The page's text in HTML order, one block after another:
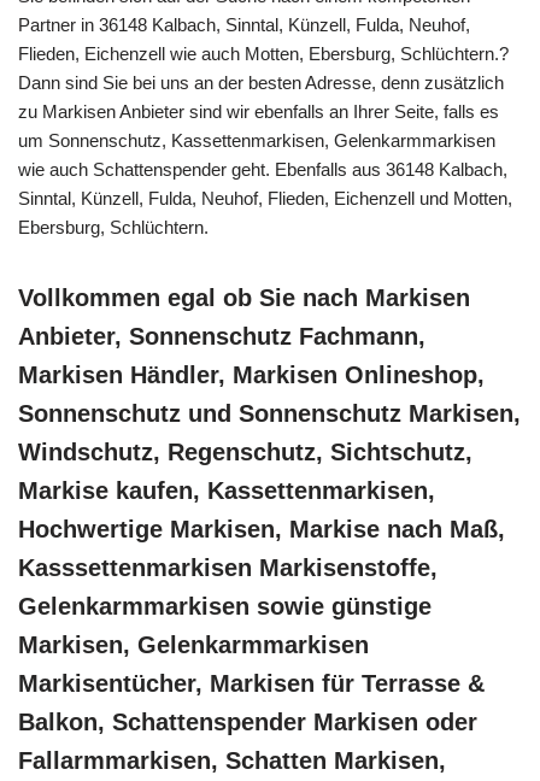
Partner in 36148 Kalbach, Sinntal, Künzell, Fulda, Neuhof,
Flieden, Eichenzell wie auch Motten, Ebersburg, Schlüchtern.?
Dann sind Sie bei uns an der besten Adresse, denn zusätzlich
zu Markisen Anbieter sind wir ebenfalls an Ihrer Seite, falls es
um Sonnenschutz, Kassettenmarkisen, Gelenkarmmarkisen
wie auch Schattenspender geht. Ebenfalls aus 36148 Kalbach,
Sinntal, Künzell, Fulda, Neuhof, Flieden, Eichenzell und Motten,
Ebersburg, Schlüchtern.
Vollkommen egal ob Sie nach Markisen
Anbieter, Sonnenschutz Fachmann,
Markisen Händler, Markisen Onlineshop,
Sonnenschutz und Sonnenschutz Markisen,
Windschutz, Regenschutz, Sichtschutz,
Markise kaufen, Kassettenmarkisen,
Hochwertige Markisen, Markise nach Maß,
Kasssettenmarkisen Markisenstoffe,
Gelenkarmmarkisen sowie günstige
Markisen, Gelenkarmmarkisen
Markisentücher, Markisen für Terrasse &
Balkon, Schattenspender Markisen oder
Fallarmmarkisen, Schatten Markisen,